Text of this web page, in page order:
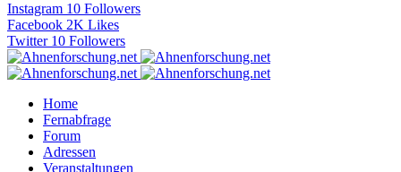
Instagram 10 Followers
Facebook 2K Likes
Twitter 10 Followers
Home
Fernabfrage
Forum
Adressen
Veranstaltungen